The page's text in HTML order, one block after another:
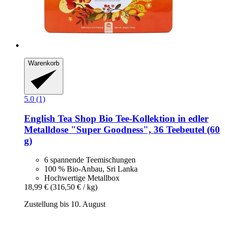
Warenkorb
5.0 (1)
English Tea Shop Bio Tee-​Kollektion in edler
Metalldose "Super Goodness", 36 Teebeutel (60
g)
6 spannende Teemischungen
100 % Bio-Anbau, Sri Lanka
Hochwertige Metallbox
18,99 € (316,50 € / kg)
Zustellung bis 10. August